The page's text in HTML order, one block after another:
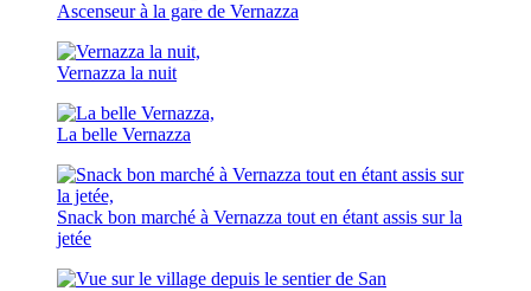
Ascenseur à la gare de Vernazza
Vernazza la nuit
La belle Vernazza
Snack bon marché à Vernazza tout en étant assis sur la
jetée